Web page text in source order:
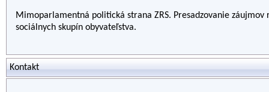
Mimoparlamentná politická strana ZRS. Presadzovanie
sociálnych skupín obyvateľstva.
Kontakt